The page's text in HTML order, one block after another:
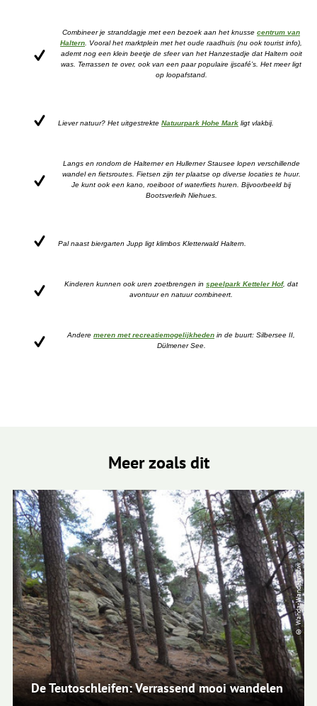
Combineer je stranddagje met een bezoek aan het knusse centrum van
Haltern . Vooral het marktplein met het oude raadhuis (nu ook tourist info),
ademt nog een klein beetje de sfeer van het Hanzestadje dat Haltern ooit
was. Terrassen te over, ook van een paar populaire ijscafé’s. Het meer ligt
op loopafstand.
Liever natuur? Het uitgestrekte Natuurpark Hohe Mark ligt vlakbij.
Langs en rondom de Halterner en Hullerner Stausee lopen verschillende
wandel en fietsroutes. Fietsen zijn ter plaatse op diverse locaties te huur.
Je kunt ook een kano, roeiboot of waterfiets huren. Bijvoorbeeld bij
Bootsverleih Niehues.
Pal naast biergarten Jupp ligt klimbos Kletterwald Haltern.
Kinderen kunnen ook uren zoetbrengen in speelpark Ketteler Hof, dat
avontuur en natuur combineert.
Andere meren met recreatiemogelijkheden in de buurt: Silbersee II,
Dülmener See.
Meer zoals dit
De Teutoschleifen: Verrassend mooi wandelen
© Wanda-Wandelvrouw